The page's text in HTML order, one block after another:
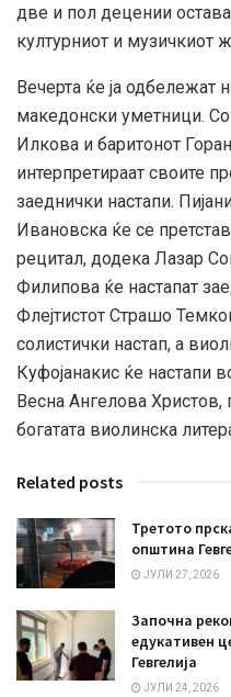
две и пол децении остава
културниот и музичкиот
Вечерта ќе ја одбележат
македонски уметници.
Илкова и баритонот
интерпретираат своите
заеднички настапи.
Ивановска ќе се
рецитал, додека Лазар
Филипова ќе настапат
Флејтистот Страшо
солистички настап, а
Куфојанакис ќе настапи
Весна Ангелова Христов,
богатата виолинска
Related posts
Третото
општина
ЈУЛИ 27, 2026
Започна
едукативен
Гевгелија
ЈУЛИ 24, 2026